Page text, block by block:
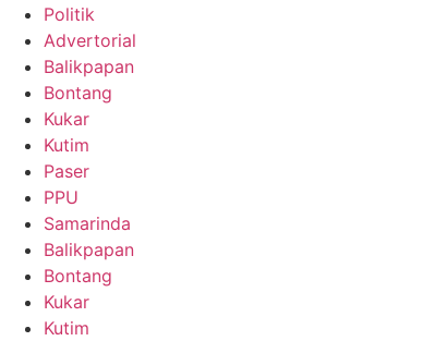
Politik
Advertorial
Balikpapan
Bontang
Kukar
Kutim
Paser
PPU
Samarinda
Balikpapan
Bontang
Kukar
Kutim